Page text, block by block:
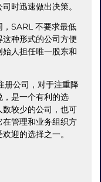
时迅速做出决策。
SARL 不要求最低
种形式的公司方便
人担任唯一股东和
册公司，对于注重降
是一个有利的选
较少的公司，也可
管理和业务组织方
迎的选择之一。